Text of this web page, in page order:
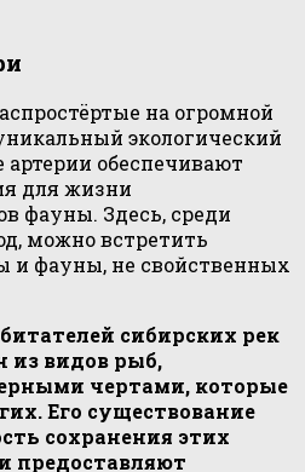
на огромной
экологический
обеспечивают
для жизни
фауны. Здесь, среди
можно встретить
и фауны, не свойственных
сибирских рек
из видов рыб,
чертами, которые
Его существование
сохранения этих
предоставляют